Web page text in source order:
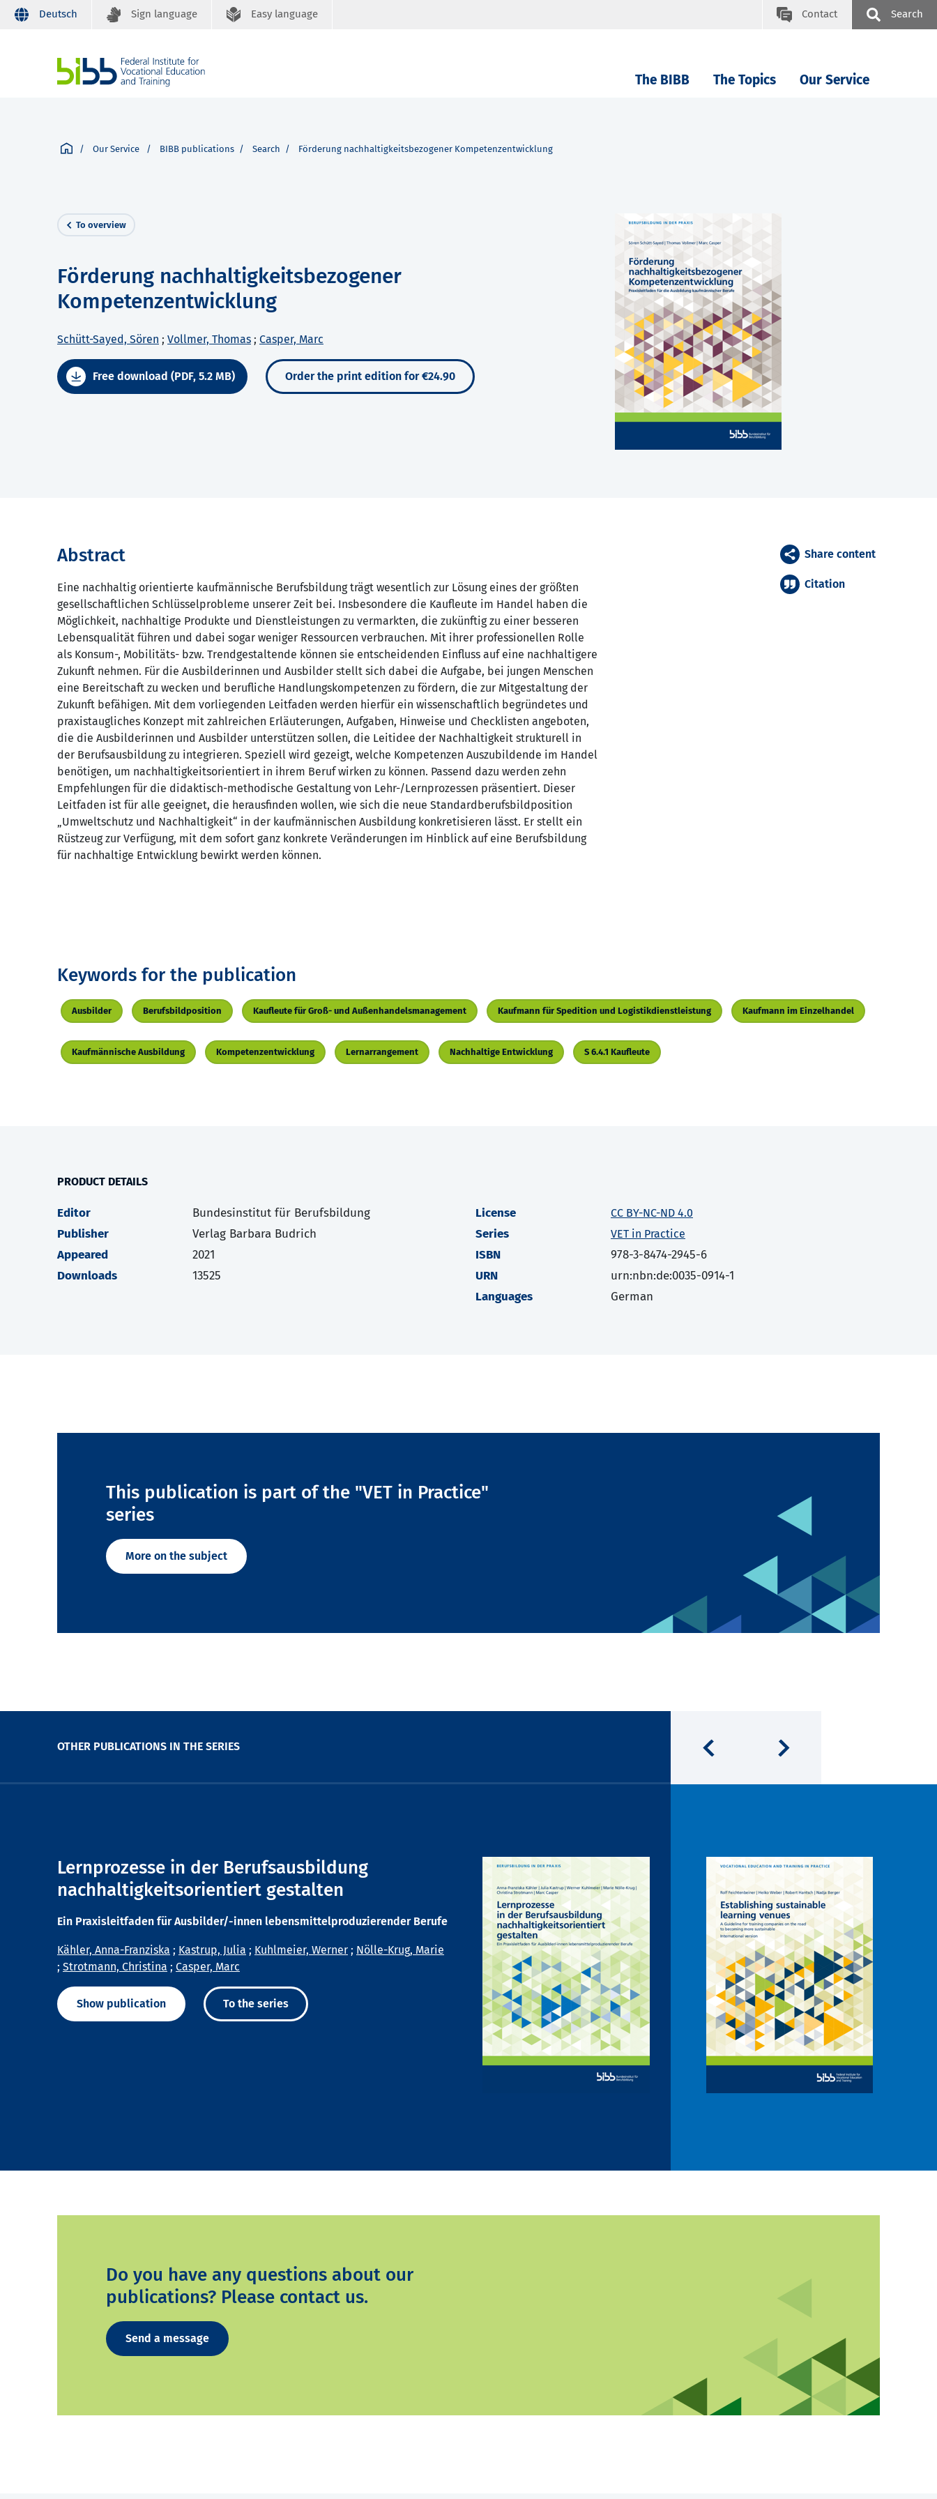
Deutsch Sign language Easy language Contact Search
The BIBB The Topics Our Service
Our Service BIBB publications Search Förderung nachhaltigkeitsbezogener Kompetenzentwicklung
To overview
Förderung nachhaltigkeitsbezogener
Kompetenzentwicklung
Schütt-Sayed, Sören ; Vollmer, Thomas ; Casper, Marc
Free download (PDF, 5.2 MB) Order the print edition for €24.90
Abstract
Eine nachhaltig orientierte kaufmännische Berufsbildung trägt wesentlich zur Lösung eines der größten
gesellschaftlichen Schlüsselprobleme unserer Zeit bei. Insbesondere die Kaufleute im Handel haben die
Möglichkeit, nachhaltige Produkte und Dienstleistungen zu vermarkten, die zukünftig zu einer besseren
Lebensqualität führen und dabei sogar weniger Ressourcen verbrauchen. Mit ihrer professionellen Rolle
als Konsum-, Mobilitäts- bzw. Trendgestaltende können sie entscheidenden Einfluss auf eine nachhaltigere
Zukunft nehmen. Für die Ausbilderinnen und Ausbilder stellt sich dabei die Aufgabe, bei jungen Menschen
eine Bereitschaft zu wecken und berufliche Handlungskompetenzen zu fördern, die zur Mitgestaltung der
Zukunft befähigen. Mit dem vorliegenden Leitfaden werden hierfür ein wissenschaftlich begründetes und
praxistaugliches Konzept mit zahlreichen Erläuterungen, Aufgaben, Hinweise und Checklisten angeboten,
die die Ausbilderinnen und Ausbilder unterstützen sollen, die Leitidee der Nachhaltigkeit strukturell in
der Berufsausbildung zu integrieren. Speziell wird gezeigt, welche Kompetenzen Auszubildende im Handel
benötigen, um nachhaltigkeitsorientiert in ihrem Beruf wirken zu können. Passend dazu werden zehn
Empfehlungen für die didaktisch-methodische Gestaltung von Lehr-/Lernprozessen präsentiert. Dieser
Leitfaden ist für alle geeignet, die herausfinden wollen, wie sich die neue Standardberufsbildposition
„Umweltschutz und Nachhaltigkeit“ in der kaufmännischen Ausbildung konkretisieren lässt. Er stellt ein
Rüstzeug zur Verfügung, mit dem sofort ganz konkrete Veränderungen im Hinblick auf eine Berufsbildung
für nachhaltige Entwicklung bewirkt werden können.
Share content
Citation
Keywords for the publication
Ausbilder Berufsbildposition Kaufleute für Groß- und Außenhandelsmanagement Kaufmann für Spedition und Logistikdienstleistung Kaufmann im Einzelhandel
Kaufmännische Ausbildung Kompetenzentwicklung Lernarrangement Nachhaltige Entwicklung S 6.4.1 Kaufleute
PRODUCT DETAILS
Editor
Bundesinstitut für Berufsbildung
Publisher
Verlag Barbara Budrich
Appeared
2021
Downloads
13525
License CC BY-NC-ND 4.0
Series VET in Practice
ISBN
978-3-8474-2945-6
URN
urn:nbn:de:0035-0914-1
Languages
German
This publication is part of the "VET in Practice"
series
More on the subject
OTHER PUBLICATIONS IN THE SERIES
Lernprozesse in der Berufsausbildung
nachhaltigkeitsorientiert gestalten
Ein Praxisleitfaden für Ausbilder/-innen lebensmittelproduzierender Berufe
Kähler, Anna-Franziska ; Kastrup, Julia ; Kuhlmeier, Werner ; Nölle-Krug, Marie
; Strotmann, Christina ; Casper, Marc
Show publication To the series
Do you have any questions about our
publications? Please contact us.
Send a message